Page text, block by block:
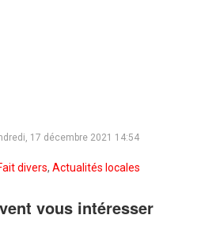
17 décembre 2021 14:54
divers, Actualités locales
vous intéresser